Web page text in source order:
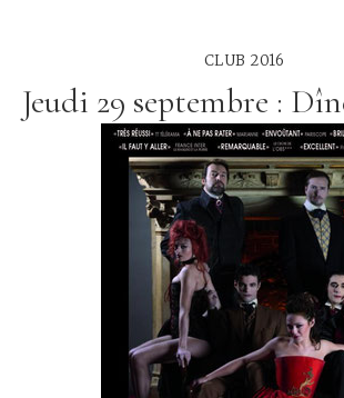
CLUB 2016
Jeudi 29 septembre :